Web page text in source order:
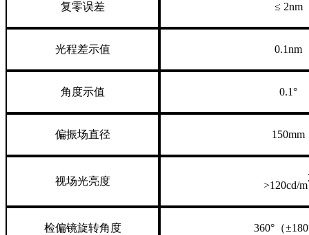
复零误差 ≤ 2nm
光程差示值 0.1nm
角度示值 0.1°
偏振场直径 150mm
视场光亮度 >120cd/m
检偏镜旋转角度 360°（